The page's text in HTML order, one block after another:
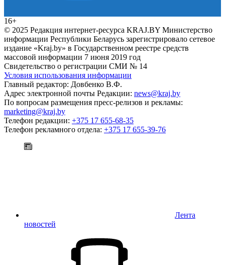
16+
© 2025 Редакция интернет-ресурса KRAJ.BY Министерство
информации Республики Беларусь зарегистрировало сетевое
издание «Kraj.by» в Государственном реестре средств
массовой информации 7 июня 2019 год
Свидетельство о регистрации СМИ № 14
Условия использования информации
Главный редактор: Довбенко В.Ф.
Адрес электронной почты Редакции: news@kraj.by
По вопросам размещения пресс-релизов и рекламы:
marketing@kraj.by
Телефон редакции: +375 17 655-68-35
Телефон рекламного отдела: +375 17 655-39-76
Лента
новостей